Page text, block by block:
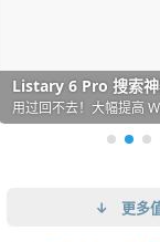
IDM 必备的下载神器
超强的 Windows 平台下
Listary 6 Pro 搜索
用过回不去！大幅提高
Fences 桌面图标自
懒人必备！图标再多桌
Parallels Desktop 虚
在 Mac 上流畅运行
Downie 下载网络视
一键下视频，超简单好
Typora - 极简好用
颠覆写作体验！跨平台
↓ 更多